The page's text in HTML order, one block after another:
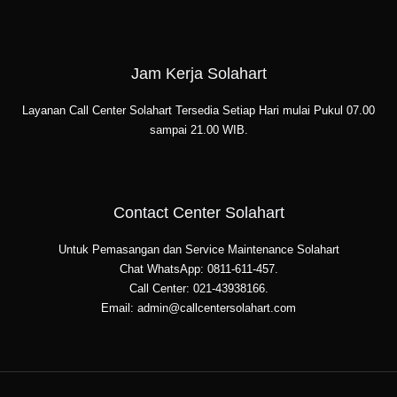
Jam Kerja Solahart
Layanan Call Center Solahart Tersedia Setiap Hari mulai Pukul 07.00
sampai 21.00 WIB.
Contact Center Solahart
Untuk Pemasangan dan Service Maintenance Solahart
Chat WhatsApp: 0811-611-457.
Call Center: 021-43938166.
Email: admin@callcentersolahart.com